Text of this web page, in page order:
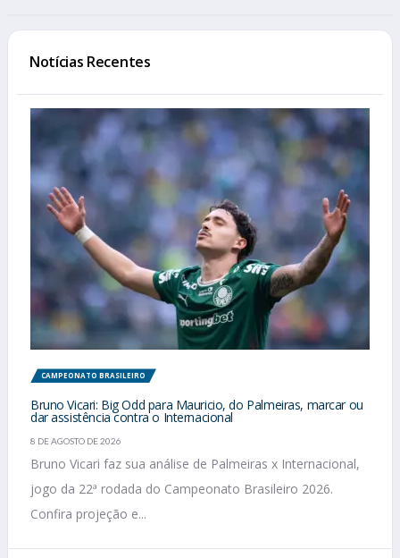
Notícias Recentes
CAMPEONATO BRASILEIRO
Bruno Vicari: Big Odd para Mauricio, do Palmeiras, marcar ou
dar assistência contra o Internacional
8 DE AGOSTO DE 2026
Bruno Vicari faz sua análise de Palmeiras x Internacional,
jogo da 22ª rodada do Campeonato Brasileiro 2026.
Confira projeção e...